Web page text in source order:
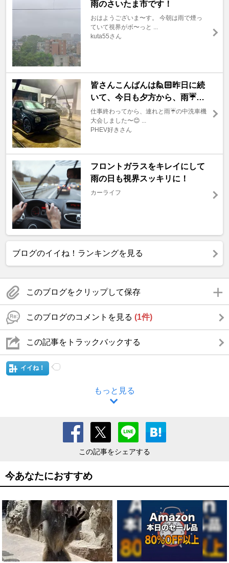
雨のさいたま市です！
おはようございま〜す。 今朝は雨で煙っ
ていて視界がボ〜っと ...
kuta55さん
皆さんこんばんは🙋🏻昨日に続
いて、今日も夕方から、雨☔️…
仕事終わってから、連れと雨☔の中洗車機
大会しました〜😊 ...
PHEV好きさん
フロントガラスをキレイにして
雨の日も視界スッキリに！
カーライフ
ブログのイイね！ランキングを見る
このブログをクリップして保存
このブログのコメントを見る (1件)
この記事をトラックバックする
イイね！
もっと見る
この記事をシェアする
今あなたにおすすめ